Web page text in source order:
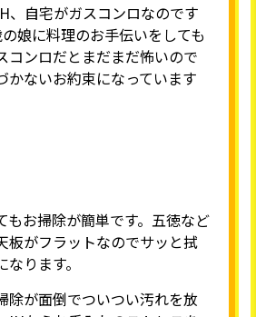
、自宅がガスコンロなのです
娘に料理のお手伝いをしても
コンロだとまだまだ怖いので
かないお約束になっています
もお掃除が簡単です。五徳など
板がフラットなのでサッと拭
ります。
除が面倒でついつい汚れを放